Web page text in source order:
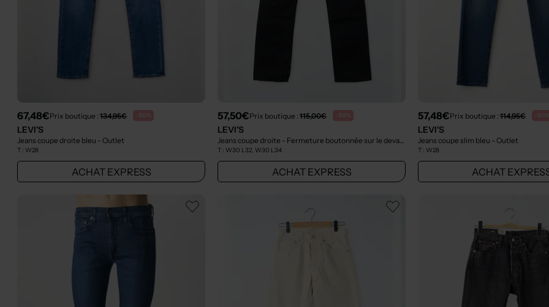
67,48€Prix boutique :134,95€ -50%
LEVI'S
Jeans coupe droite bleu - Outlet
T : W28
ACHAT EXPRESS
57,50€Prix boutique :115,00€ -50%
LEVI'S
Jeans coupe droite - Fermeture boutonnée sur le devant noir - Outlet
T : W30 L32, W30 L34
ACHAT EXPRESS
57,48€Prix boutique : 114,95€ -
LEVI'S
Jeans coupe slim bleu - Outlet
T : W28
ACHAT